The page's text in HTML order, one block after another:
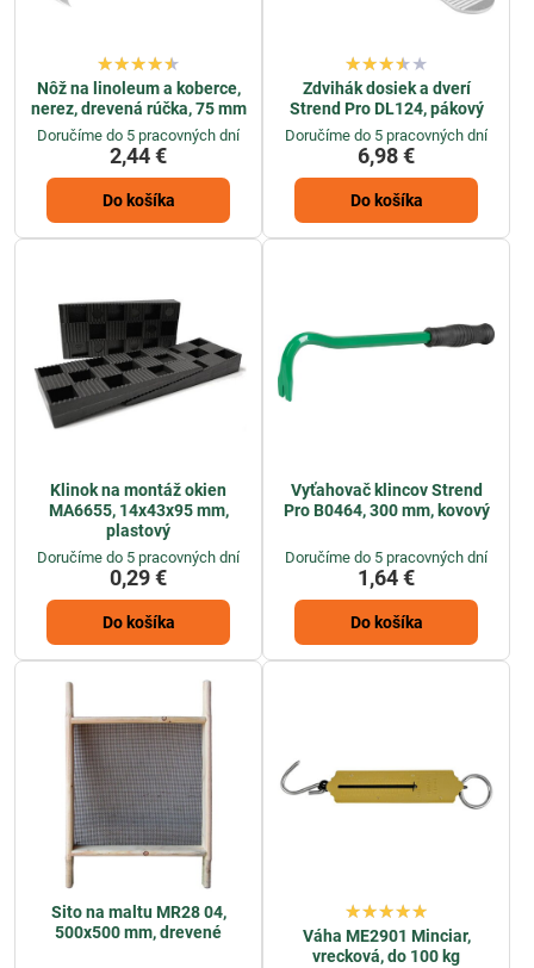
Nôž na linoleum a koberce,
nerez, drevená rúčka, 75 mm
Doručíme do 5 pracovných dní
2,44 €
Do košíka
Zdvihák dosiek a dverí
Strend Pro DL124, pákový
Doručíme do 5 pracovných dní
6,98 €
Do košíka
Klinok na montáž okien
MA6655, 14x43x95 mm,
plastový
Doručíme do 5 pracovných dní
0,29 €
Do košíka
Vyťahovač klincov Strend
Pro B0464, 300 mm, kovový
Doručíme do 5 pracovných dní
1,64 €
Do košíka
Sito na maltu MR28 04,
500x500 mm, drevené
Váha ME2901 Minciar,
vrecková, do 100 kg